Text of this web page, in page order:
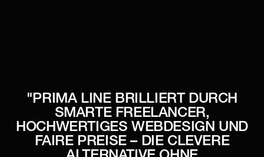
"PRIMA LINE BRILLIERT DURCH
SMARTE FREELANCER,
HOCHWERTIGES WEBDESIGN UND
FAIRE PREISE – DIE CLEVERE